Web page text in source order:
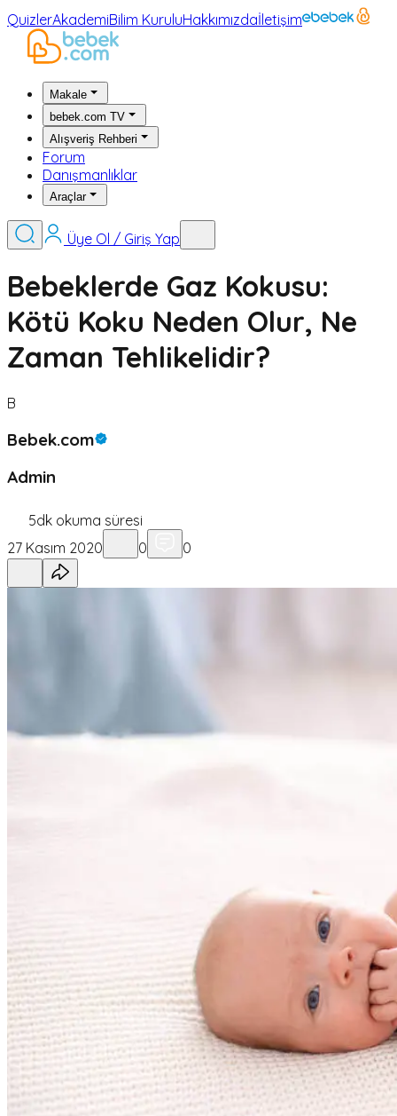
QuizlerAkademiBilim KuruluHakkımızdaİletişim
Makale
bebek.com TV
Alışveriş Rehberi
Forum
Danışmanlıklar
Araçlar
Üye Ol / Giriş Yap
Bebeklerde Gaz Kokusu:
Kötü Koku Neden Olur, Ne
Zaman Tehlikelidir?
B
Bebek.com
Admin
5dk okuma süresi
27 Kasım 2020
0 0